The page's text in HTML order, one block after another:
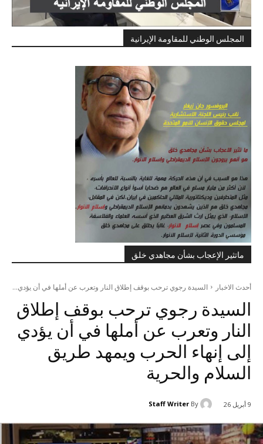
المجلس الوطني للمقاومة الإيرانية
ماتثير الإعجاب بشأن مجاهدي خلق
أحدث الاخبار السيدة رجوي ترحب بوقف إطلاق النار وتعرب عن أملها في أن يؤدي...
السيدة رجوي ترحب بوقف إطلاق
النار وتعرب عن أملها في أن يؤدي
إلى إنهاء الحرب ويمهد طريق
السلام والحرية
9 أبريل 26 By
Staff Writer